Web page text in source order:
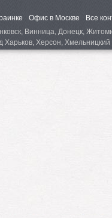
Офис в Москве
Все
Винница, Донецк,
Херсон,